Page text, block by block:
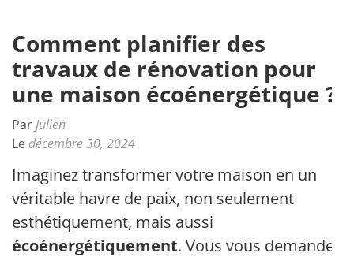
Comment planifier des
travaux de rénovation pour
une maison écoénergétique ?
ParJulien
Le décembre 30, 2024
Imaginez transformer votre maison en un
véritable havre de paix, non seulement
esthétiquement, mais aussi
écoénergétiquement. Vous vous demandez